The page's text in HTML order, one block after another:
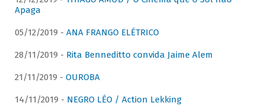
Apaga
05/12/2019 - ANA FRANGO ELÉTRICO
28/11/2019 - Rita Benneditto convida Jaime Alem
21/11/2019 - OUROBA
14/11/2019 - NEGRO LÉO / Action Lekking